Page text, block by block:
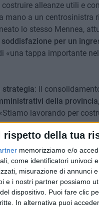
rispetto della tua
memorizziamo e/o
come identificatori univoci
misurazione di annunci
e i nostri partner possiamo
dispositivo. Puoi fare clic
In alternativa puoi
alleanze utili e
mano a un centrosinistra
lo stesso Mennea,
soddisfazione per un
«una tappa importante
strategia: il
della provincia
lavorando per
territorio. Il passo di
ha annunciato che
partito , affiancando
ufficializzati
dipartimenti tematici,
programmatiche